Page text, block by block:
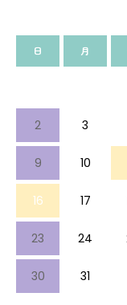
日 月
2 3
9 10
16 17
23 24
30 31